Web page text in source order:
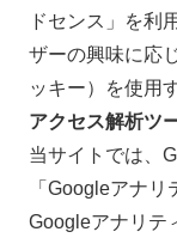
ドセンス」を利
ザーの興味に応
ッキー）を使用
アクセス解析ツ
当サイトでは、
「Googleアナ
Googleアナリテ